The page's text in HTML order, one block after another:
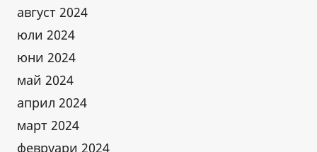
август 2024
юли 2024
юни 2024
май 2024
април 2024
март 2024
февруари 2024